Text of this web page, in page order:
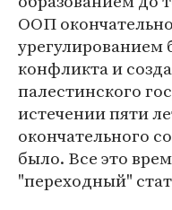
ООП
урегулированием
конфликта и
палестинского
истечении пяти
окончательного
было. Все это
"переходный"